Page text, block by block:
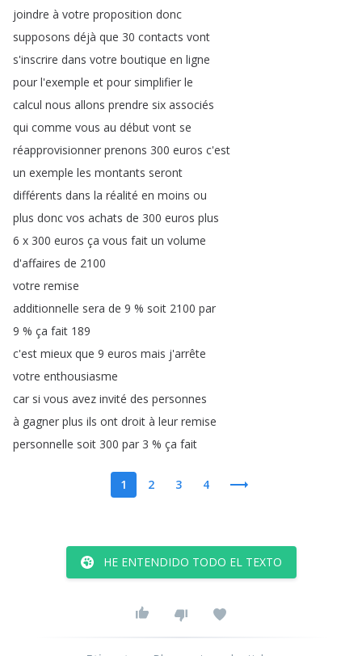
joindre à votre proposition donc
supposons déjà que 30 contacts vont
s'inscrire dans votre boutique en ligne
pour l'exemple et pour simplifier le
calcul nous allons prendre six associés
qui comme vous au début vont se
réapprovisionner prenons 300 euros c'est
un exemple les montants seront
différents dans la réalité en moins ou
plus donc vos achats de 300 euros plus
6 x 300 euros ça vous fait un volume
d'affaires de 2100
votre remise
additionnelle sera de 9 % soit 2100 par
9 % ça fait 189
c'est mieux que 9 euros mais j'arrête
votre enthousiasme
car si vous avez invité des personnes
à gagner plus ils ont droit à leur remise
personnelle soit 300 par 3 % ça fait
1 2 3 4
HE ENTENDIDO TODO EL TEXTO